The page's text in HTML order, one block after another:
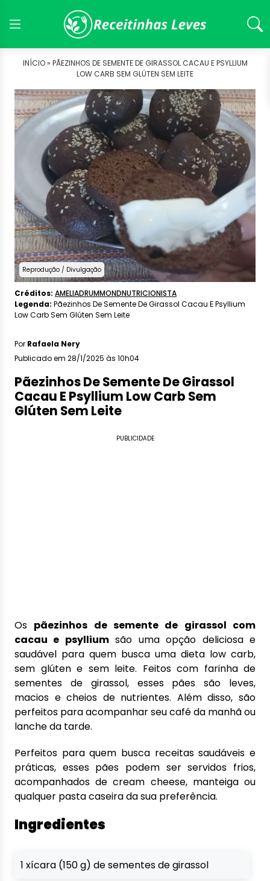
INÍCIO » PÃEZINHOS DE SEMENTE DE GIRASSOL CACAU E PSYLLIUM
LOW CARB SEM GLÚTEN SEM LEITE
Reprodução / Divulgação
Créditos: AMELIADRUMMONDNUTRICIONISTA
Legenda: Pãezinhos De Semente De Girassol Cacau E Psyllium
Low Carb Sem Glúten Sem Leite
Por Rafaela Nery
Publicado em 28/1/2025 às 10h04
Pãezinhos De Semente De Girassol
Cacau E Psyllium Low Carb Sem
Glúten Sem Leite
PUBLICIDADE
Os pãezinhos de semente de girassol com
cacau e psylliumsão uma opção deliciosa e
saudável para quem busca uma dieta low carb,
sem glúten e sem leite. Feitos com farinha de
sementes de girassol, esses pães são leves,
macios e cheios de nutrientes. Além disso, são
perfeitos para acompanhar seu café da manhã ou
lanche da tarde.
Perfeitos para quem busca receitas saudáveis e
práticas, esses pães podem ser servidos frios,
acompanhados de cream cheese, manteiga ou
qualquer pasta caseira da sua preferência.
Ingredientes
1 xícara (150 g) de sementes de girassol